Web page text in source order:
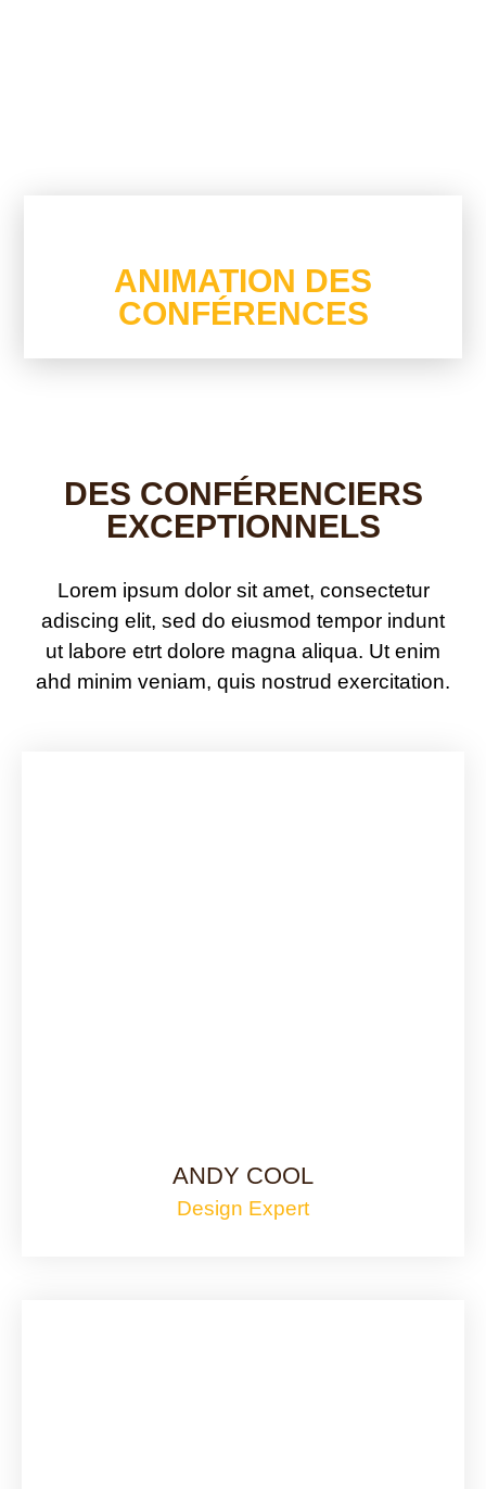
ANIMATION DES
CONFÉRENCES
ANDY COOL
Design Expert
DES CONFÉRENCIERS
EXCEPTIONNELS
Lorem ipsum dolor sit amet, consectetur
adiscing elit, sed do eiusmod tempor indunt
ut labore etrt dolore magna aliqua. Ut enim
ahd minim veniam, quis nostrud exercitation.